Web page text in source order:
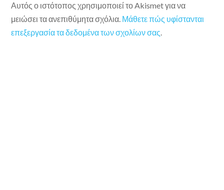
Αυτός ο ιστότοπος χρησιμοποιεί το Akismet για να
μειώσει τα ανεπιθύμητα σχόλια. Μάθετε πώς υφίστανται
επεξεργασία τα δεδομένα των σχολίων σας.